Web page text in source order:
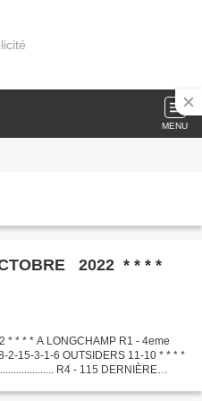
MENU
QUINTÉ DU 1er OCTOBRE 2022 * * * *
* * * * A LONGCHAMP R1 - 4eme
2-15-3-1-6 OUTSIDERS 11-10 * * * *
R4 - 115 DERNIÈRE